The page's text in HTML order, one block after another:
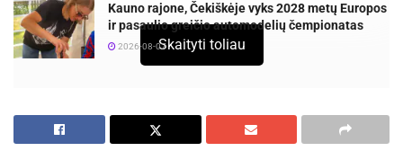
Kauno rajone, Čekiškėje vyks 2028 metų Europos
ir pasaulio greičio automodelių čempionatas
2026-08-07
pirmuoju futbolininku iš Tuniso. Dvejų metų kontraktas
Skaityti toliau